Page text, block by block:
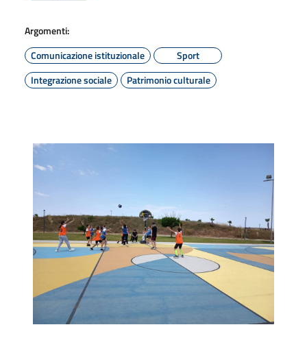
Argomenti:
Comunicazione istituzionale
Sport
Integrazione sociale
Patrimonio culturale